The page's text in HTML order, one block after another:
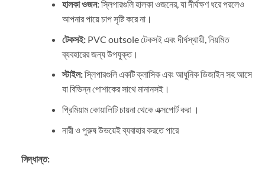
হালকা ওজন:স্লিপারগুলি হালকা ওজনের, যা দীর্ঘক্ষণ ধরে পরলেও
আপনার পায়ে চাপ সৃষ্টি করে না।
টেকসই:PVC outsole টেকসই এবং দীর্ঘস্থায়ী, নিয়মিত
ব্যবহারের জন্য উপযুক্ত।
স্টাইল:স্লিপারগুলি একটি ক্লাসিক এবং আধুনিক ডিজাইন সহ আসে
যা বিভিন্ন পোশাকের সাথে মানানসই।
প্রিমিয়াম কোয়ালিটি চায়না থেকে এক্সপোর্ট করা ।
নারী ও পুরুষ উভয়েই ব্যবাহার করতে পারে
সিদ্ধান্ত: